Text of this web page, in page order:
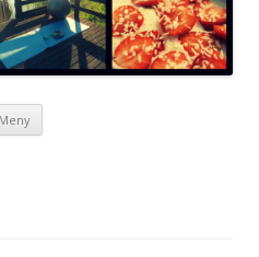
Meny